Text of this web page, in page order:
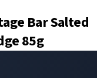
Bar Salted
85g